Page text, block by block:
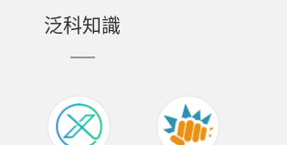
泛科知識